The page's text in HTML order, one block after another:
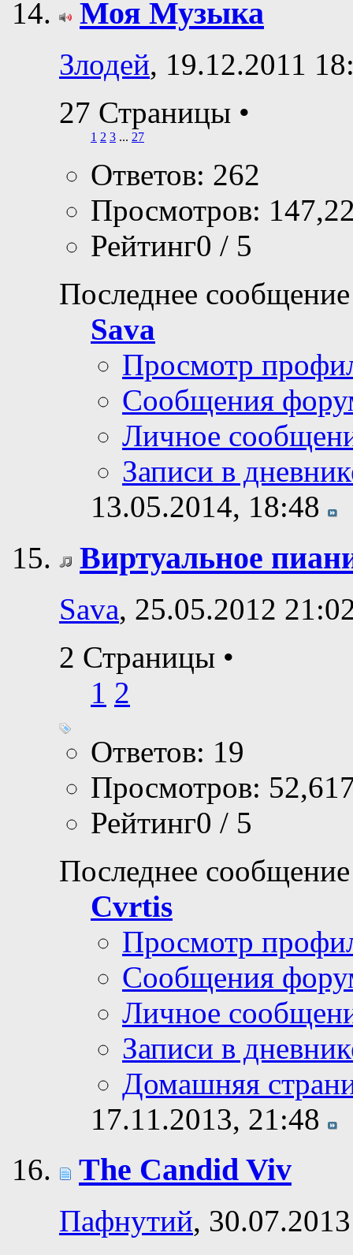
Моя Музыка
Злодей, 19.12.2011
27 Страницы •
1 2 3 ... 27
Ответов: 262
Просмотров:
Рейтинг0 / 5
Последнее
Sava
Просмотр
Сообщения
Личное
Записи в
13.05.2014, 18:48
Виртуальное
Sava, 25.05.2012
2 Страницы •
1 2
Ответов: 19
Просмотров:
Рейтинг0 / 5
Последнее
Cvrtis
Просмотр
Сообщения
Личное
Записи в
Домашняя
17.11.2013, 21:48
The Candid Viv
Пафнутий,